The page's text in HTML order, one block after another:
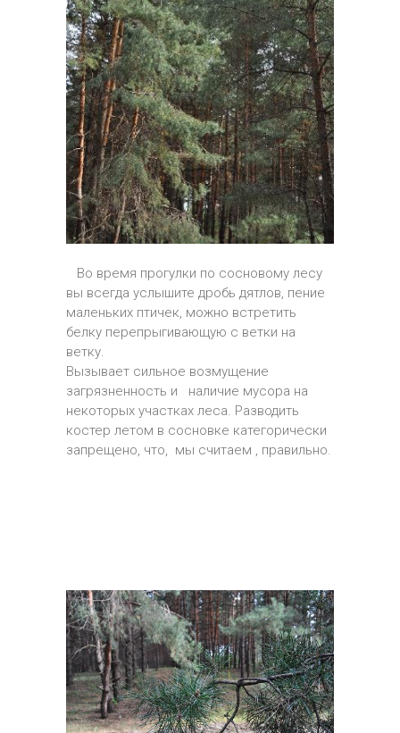
Во время прогулки по сосновому лесу
вы всегда услышите дробь дятлов, пение
маленьких птичек, можно встретить
белку перепрыгивающую с ветки на
ветку.
Вызывает сильное возмущение
загрязненность и наличие мусора на
некоторых участках леса. Разводить
костер летом в сосновке категорически
запрещено, что, мы считаем , правильно.